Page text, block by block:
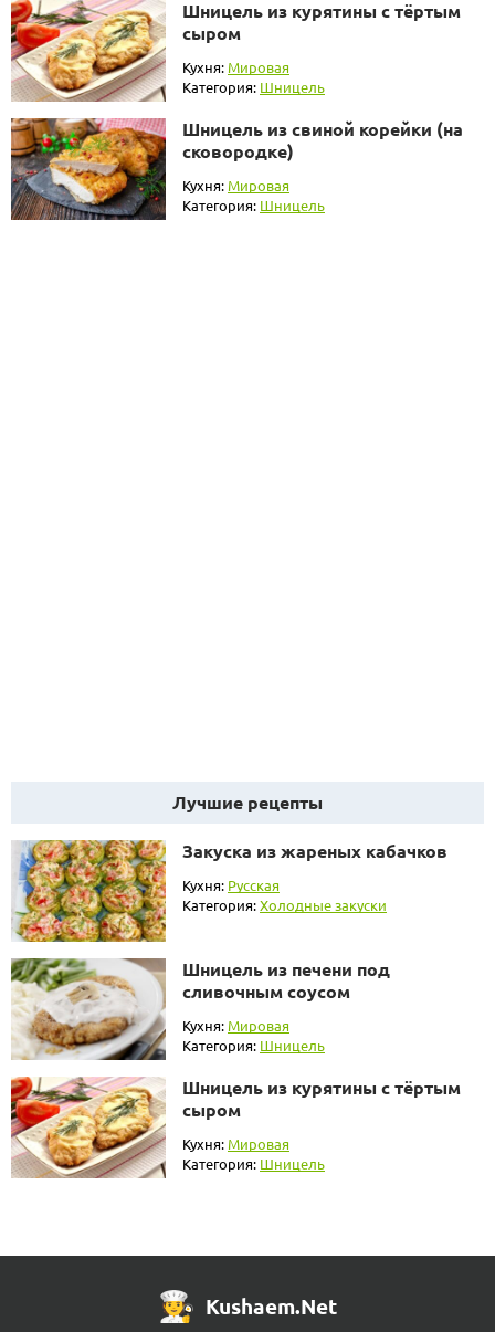
Шницель из курятины с тёртым
сыром
Кухня:Мировая
Категория: Шницель
Шницель из свиной корейки (на
сковородке)
Кухня: Мировая
Категория: Шницель
Лучшие рецепты
Закуска из жареных кабачков
Кухня: Русская
Категория:Холодные закуски
Шницель из печени под
сливочным соусом
Кухня: Мировая
Категория: Шницель
Шницель из курятины с тёртым
сыром
Кухня: Мировая
Категория: Шницель
Kushaem.Net